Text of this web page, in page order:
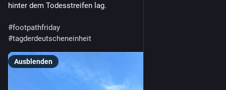
hinter dem Todesstreifen lag.
#footpathfriday
#tagderdeutscheneinheit
Ausblenden